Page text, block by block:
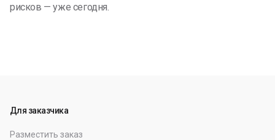
рисков — уже сегодня.
Для заказчика
Разместить заказ